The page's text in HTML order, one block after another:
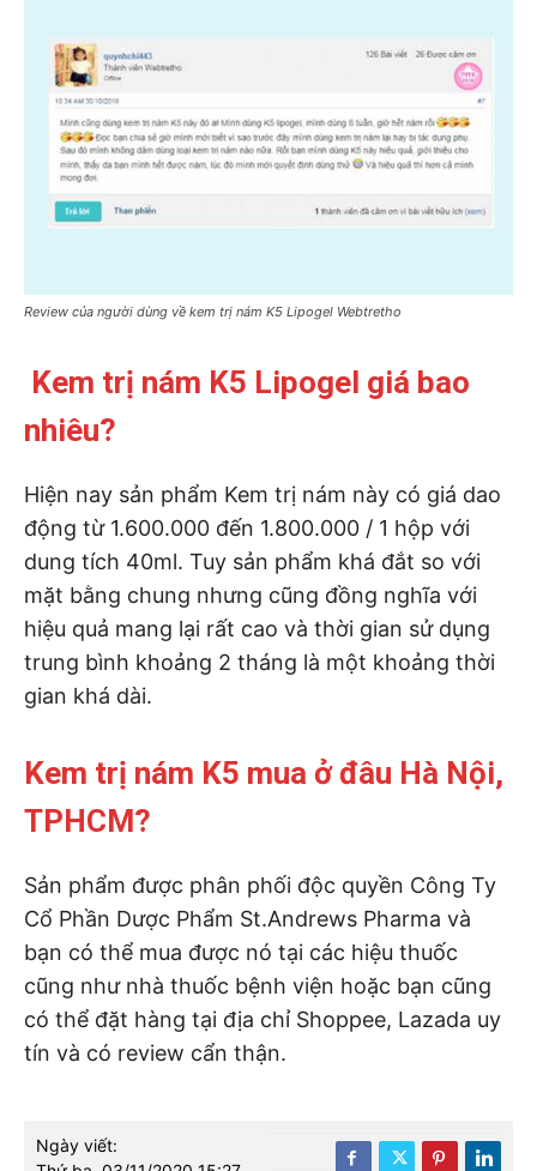
Review của người dùng về kem trị nám K5 Lipogel Webtretho
Kem trị nám K5 Lipogel giá bao
nhiêu?
Hiện nay sản phẩm Kem trị nám này có giá dao
động từ 1.600.000 đến 1.800.000 / 1 hộp với
dung tích 40ml. Tuy sản phẩm khá đắt so với
mặt bằng chung nhưng cũng đồng nghĩa với
hiệu quả mang lại rất cao và thời gian sử dụng
trung bình khoảng 2 tháng là một khoảng thời
gian khá dài.
Kem trị nám K5 mua ở đâu Hà Nội,
TPHCM?
Sản phẩm được phân phối độc quyền Công Ty
Cổ Phần Dược Phẩm St.Andrews Pharma và
bạn có thể mua được nó tại các hiệu thuốc
cũng như nhà thuốc bệnh viện hoặc bạn cũng
có thể đặt hàng tại địa chỉ Shoppee, Lazada uy
tín và có review cẩn thận.
Ngày viết: